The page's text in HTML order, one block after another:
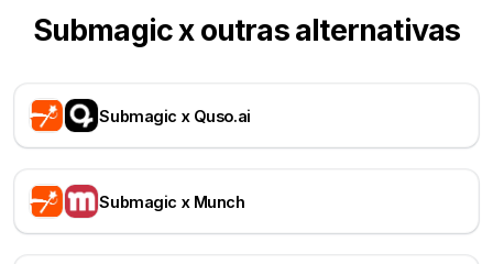
Submagic x outras alternativas
Submagic x Quso.ai
Submagic x Munch